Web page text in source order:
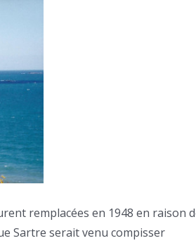
remplacées en 1948 en raison
Sartre serait venu compisser